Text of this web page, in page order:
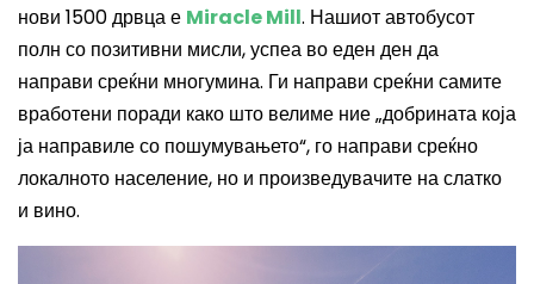
нови 1500 дрвца е Miracle Mill. Нашиот автобусот
полн со позитивни мисли, успеа во еден ден да
направи среќни многумина. Ги направи среќни самите
вработени поради како што велиме ние „добрината која
ја направиле со пошумувањето“, го направи среќно
локалното население, но и произведувачите на слатко
и вино.